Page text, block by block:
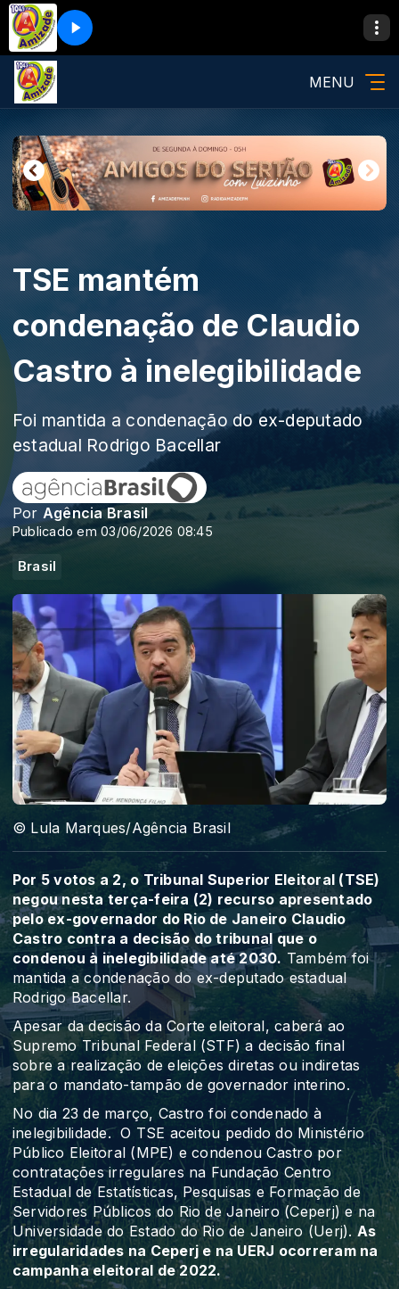
MENU
TSE mantém
condenação de Claudio
Castro à inelegibilidade
Foi mantida a condenação do ex-deputado
estadual Rodrigo Bacellar
Por Agência Brasil
Publicado em 03/06/2026 08:45
Brasil
© Lula Marques/Agência Brasil
Por 5 votos a 2, o Tribunal Superior Eleitoral (TSE)
negou nesta terça-feira (2) recurso apresentado
pelo ex-governador do Rio de Janeiro Claudio
Castro contra a decisão do tribunal que o
condenou à inelegibilidade até 2030. Também foi
mantida a condenação do ex-deputado estadual
Rodrigo Bacellar.
Apesar da decisão da Corte eleitoral, caberá ao
Supremo Tribunal Federal (STF) a decisão final
sobre a realização de eleições diretas ou indiretas
para o mandato-tampão de governador interino.
No dia 23 de março, Castro foi condenado à
inelegibilidade. O TSE aceitou pedido do Ministério
Público Eleitoral (MPE) e condenou Castro por
contratações irregulares na Fundação Centro
Estadual de Estatísticas, Pesquisas e Formação de
Servidores Públicos do Rio de Janeiro (Ceperj) e na
Universidade do Estado do Rio de Janeiro (Uerj). As
irregularidades na Ceperj e na UERJ ocorreram na
campanha eleitoral de 2022.